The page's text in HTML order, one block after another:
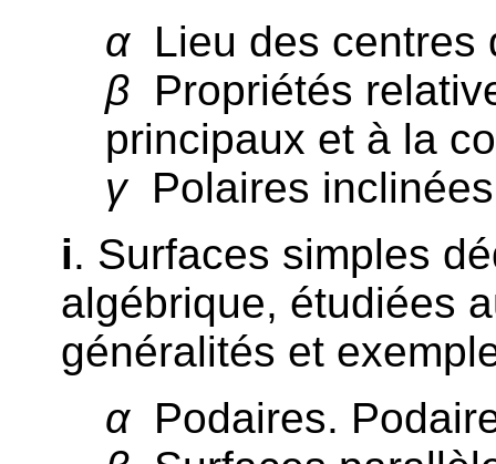
αLieu des centres
β Propriétés
principaux et à la
γPolaires
i. Surfaces simples
algébrique, étudiées
généralités et
αPodaires.